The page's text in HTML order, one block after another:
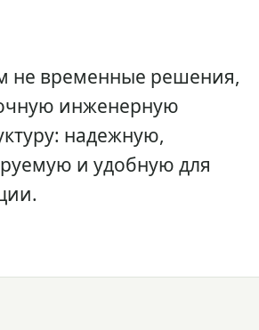
не временные решения,
инженерную
надежную,
и удобную для